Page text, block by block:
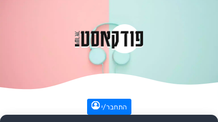
התחבר/י